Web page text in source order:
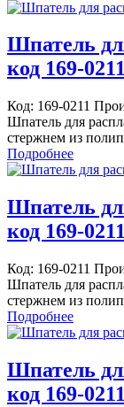
Шпатель
код 169-
Код: 169-0211
Шпатель для
стержнем из
Подробнее
Шпатель
код 169-
Код: 169-0211
Шпатель для
стержнем из
Подробнее
Шпатель
код 169-